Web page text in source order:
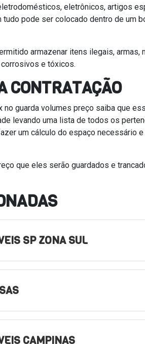
eletrônicos, artigos
pode ser colocado dentro de um
armazenar itens ilegais, armas,
e tóxicos.
CONTRATAÇÃO
guarda volumes preço saiba que
levando uma lista de todos os
um cálculo do espaço necessário
que eles serão guardados e
SP ZONA SUL
CAMPINAS